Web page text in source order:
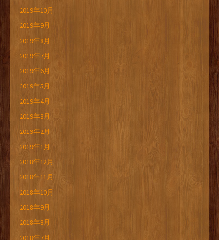
2019年10月
2019年9月
2019年8月
2019年7月
2019年6月
2019年5月
2019年4月
2019年3月
2019年2月
2019年1月
2018年12月
2018年11月
2018年10月
2018年9月
2018年8月
2018年7月